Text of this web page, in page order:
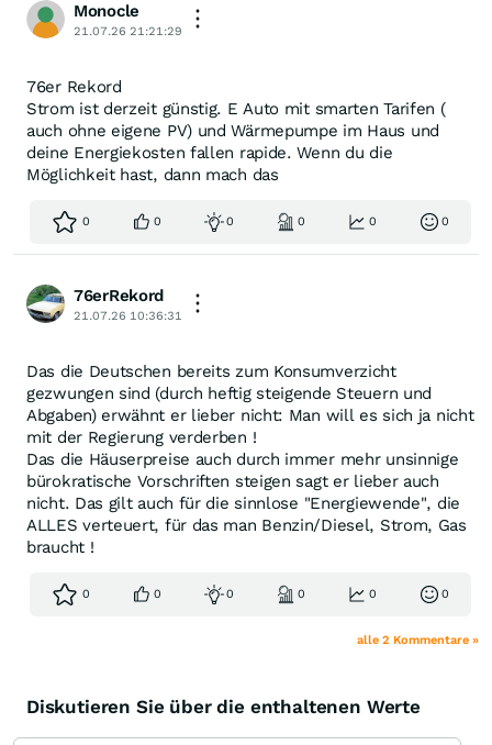
Monocle
21.07.26 21:21:29
76er Rekord
Strom ist derzeit günstig. E Auto mit smarten Tarifen (
auch ohne eigene PV) und Wärmepumpe im Haus und
deine Energiekosten fallen rapide. Wenn du die
Möglichkeit hast, dann mach das
0 0 0 0 0 0
76erRekord
21.07.26 10:36:31
Das die Deutschen bereits zum Konsumverzicht
gezwungen sind (durch heftig steigende Steuern und
Abgaben) erwähnt er lieber nicht: Man will es sich ja nicht
mit der Regierung verderben !
Das die Häuserpreise auch durch immer mehr unsinnige
bürokratische Vorschriften steigen sagt er lieber auch
nicht. Das gilt auch für die sinnlose "Energiewende", die
ALLES verteuert, für das man Benzin/Diesel, Strom, Gas
braucht !
0 0 0 0 0 0
alle 2 Kommentare »
Diskutieren Sie über die enthaltenen Werte